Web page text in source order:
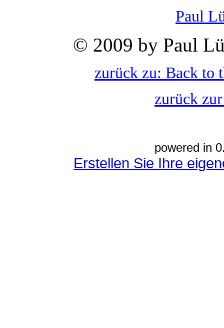
Paul
© 2009 by Paul
zurück zu: Back to
zurück
powered in
Erstellen Sie Ihre